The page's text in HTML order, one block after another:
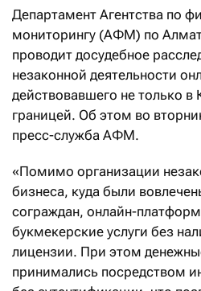
Департамент Агентства по
мониторингу (АФМ) по
проводит досудебное
незаконной деятельности
действовавшего не только в
границей. Об этом во
пресс-служба АФМ.
«Помимо организации
бизнеса, куда были
сограждан, онлайн-
букмекерские услуги без
лицензии. При этом
принимались посредством